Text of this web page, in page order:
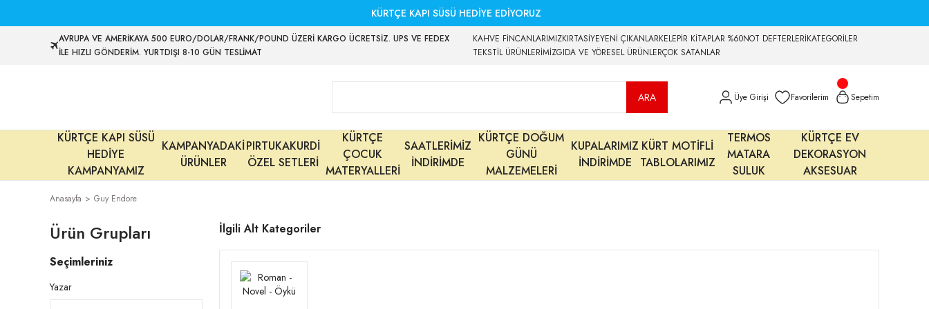
KÜRTÇE KAPI SÜSÜ HEDİYE EDİYORUZ
AVRUPA VE AMERİKAYA 500 EURO/DOLAR/FRANK/POUND ÜZERİ KARGO ÜCRETSİZ. UPS VE FEDEX
İLE HIZLI GÖNDERİM. YURTDIŞI 8-10 GÜN TESLİMAT
KAHVE FİNCANLARIMIZKIRTASİYEYENİ ÇIKANLARKELEPİR KİTAPLAR %60NOT DEFTERLERİKATEGORİLER
TEKSTİL ÜRÜNLERİMİZGIDA VE YÖRESEL ÜRÜNLERÇOK SATANLAR
ARA Üye Girişi Favorilerim Sepetim
KÜRTÇE KAPI SÜSÜ
HEDİYE
KAMPANYAMIZ
KAMPANYADAKİ
ÜRÜNLER
PIRTUKAKURDİ
ÖZEL SETLERİ
KÜRTÇE
ÇOCUK
MATERYALLERİ
SAATLERİMİZ
İNDİRİMDE
KÜRTÇE DOĞUM
GÜNÜ
MALZEMELERİ
KUPALARIMIZ
İNDİRİMDE
KÜRT MOTİFLİ
TABLOLARIMIZ
TERMOS
MATARA
SULUK
KÜRTÇE EV
DEKORASYON
AKSESUAR
Anasayfa Guy Endore
Ürün Grupları
Seçimleriniz
Yazar
İlgili Alt Kategoriler